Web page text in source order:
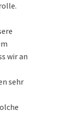
wir an
sehr